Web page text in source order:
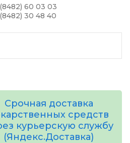
60 03 03
30 48 40
Срочная доставка
средств
курьерскую службу
(Яндекс.Доставка)